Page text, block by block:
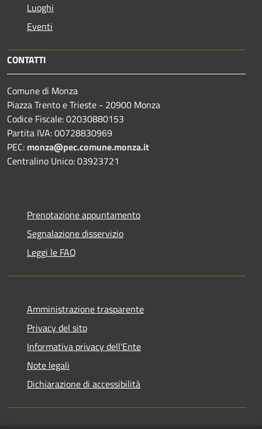
Luoghi
Eventi
CONTATTI
Comune di Monza
Piazza Trento e Trieste - 20900 Monza
Codice Fiscale: 02030880153
Partita IVA: 00728830969
PEC: monza@pec.comune.monza.it
Centralino Unico: 03923721
Prenotazione appuntamento
Segnalazione disservizio
Leggi le FAQ
Amministrazione trasparente
Privacy del sito
Informativa privacy dell'Ente
Note legali
Dichiarazione di accessibilità